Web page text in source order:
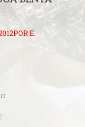
Unido
II
virtude
da Assunção da
de Janeiro
de Olinda e
E.